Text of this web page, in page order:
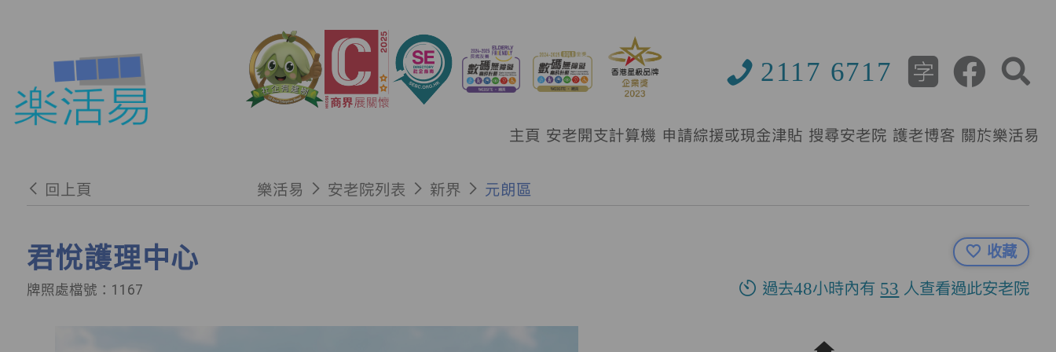
2117 6717
主頁 安老開支計算機 申請綜援或現金津貼 搜尋安老院 護老博客 關於樂活易
回上頁 樂活易 安老院列表 新界 元朗區
君悅護理中心
牌照處檔號：1167
收藏
過去48小時內有 53 人查看過此安老院